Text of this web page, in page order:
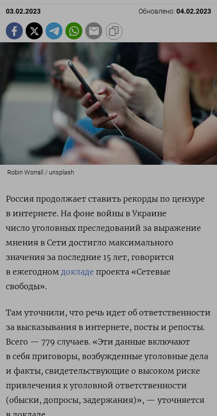
03.02.2023 Обновлено: 04.02.2023
Robin Worrall / unsplash
Россия продолжает ставить рекорды по цензуре
в интернете. На фоне войны в Украине
число уголовных преследований за выражение
мнения в Сети достигло максимального
значения за последние 15 лет, говорится
в ежегодном докладе проекта «Сетевые
свободы».
Там уточнили, что речь идет об ответственности
за высказывания в интернете, посты и репосты.
Всего — 779 случаев. «Эти данные включают
в себя приговоры, возбужденные уголовные дела
и факты, свидетельствующие о высоком риске
привлечения к уголовной ответственности
(обыски, допросы, задержания)», — уточняется